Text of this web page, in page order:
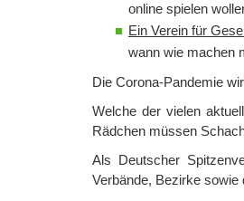
online spielen
Ein Verein für
wann wie machen
Die Corona-Pandemie
Welche der vielen
Rädchen müssen
Als Deutscher
Verbände, Bezirke